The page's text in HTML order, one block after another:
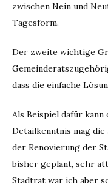
zwischen Nein und
Tagesform.
Der zweite wichtige
dass die einfache
Als Beispiel dafür
Detailkenntnis mag
der Renovierung der
bisher geplant, sehr
Stadtrat war ich aber